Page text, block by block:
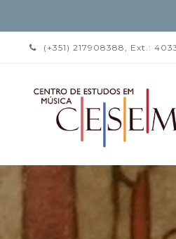
(+351) 217908388, Ext.: